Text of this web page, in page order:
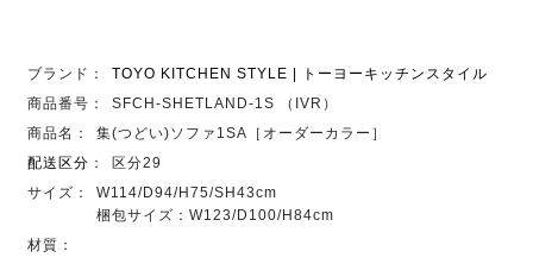
ブランド：
TOYO KITCHEN STYLE | トーヨーキッチンスタイル
商品番号：
SFCH-SHETLAND-1S （IVR）
商品名：
集(つどい)ソファ1SA［オーダーカラー］
配送区分 ：
区分29
サイズ：
W114/D94/H75/SH43cm
梱包サイズ：W123/D100/H84cm
材質：